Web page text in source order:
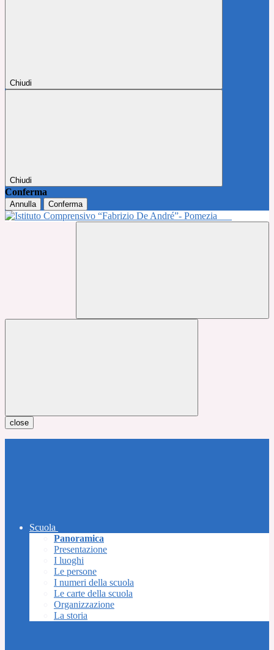
Chiudi
Chiudi
Conferma
Annulla Conferma
close
Scuola
Panoramica
Presentazione
I luoghi
Le persone
I numeri della scuola
Le carte della scuola
Organizzazione
La storia